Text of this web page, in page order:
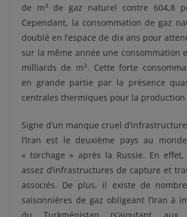
de m3 de gaz naturel contre 604,8
Cependant, la consommation de gaz
doublé en l’espace de dix ans pour
sur la même année une consommation
milliards de m3. Cette forte
en grande partie par la présence
centrales thermiques pour la production
Signe d’un manque cruel
l’Iran est le deuxième pays au
« torchage » après la Russie. En effet,
assez d’infrastructures de capture et
associés. De plus, il existe de
saisonnières de gaz obligeant l’Iran à